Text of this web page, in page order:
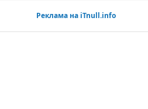
для товара при выгрузке 1С
Реклама на iTnull.info